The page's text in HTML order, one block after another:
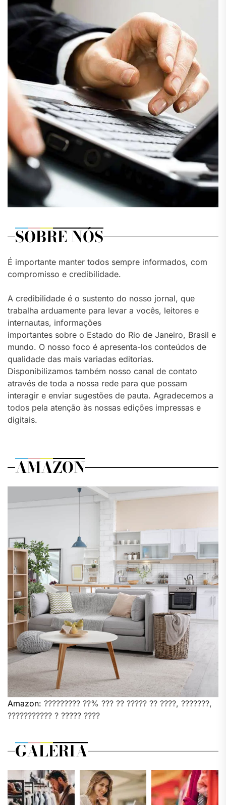
SOBRE NÓS
É importante manter todos sempre informados, com
compromisso e credibilidade.
A credibilidade é o sustento do nosso jornal, que
trabalha arduamente para levar a vocês, leitores e
internautas, informações
importantes sobre o Estado do Rio de Janeiro, Brasil e
mundo. O nosso foco é apresenta-los conteúdos de
qualidade das mais variadas editorias.
Disponibilizamos também nosso canal de contato
através de toda a nossa rede para que possam
interagir e enviar sugestões de pauta. Agradecemos a
todos pela atenção às nossas edições impressas e
digitais.
AMAZON
Amazon: ????????? ??% ??? ?? ????? ?? ????, ???????,
??????????? ? ????? ????
GALERIA